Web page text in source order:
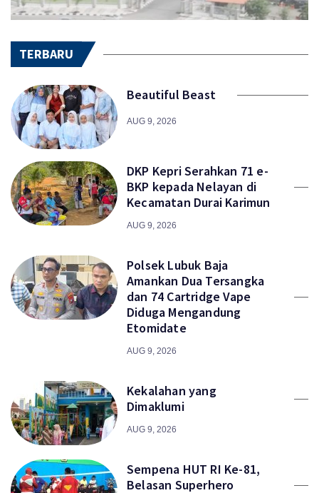
TERBARU
Beautiful Beast
AUG 9, 2026
DKP Kepri Serahkan 71 e-
BKP kepada Nelayan di
Kecamatan Durai Karimun
AUG 9, 2026
Polsek Lubuk Baja
Amankan Dua Tersangka
dan 74 Cartridge Vape
Diduga Mengandung
Etomidate
AUG 9, 2026
Kekalahan yang
Dimaklumi
AUG 9, 2026
Sempena HUT RI Ke-81,
Belasan Superhero